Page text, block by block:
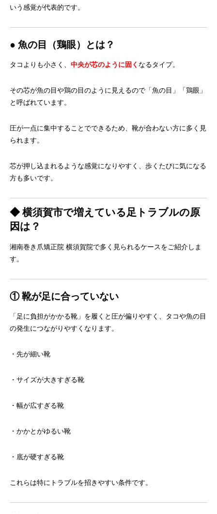
いう感覚が代表的です。
● 魚の目（鶏眼）とは？
タコよりも小さく、 中央が芯のように固く なるタイプ。
その芯が魚の目や鶏の目のように見えるので「魚の目」「鶏眼」
と呼ばれています。
圧が一点に集中することでできるため、 靴が合わない方に多く見
られます。
芯が押し込まれるような感覚になりやすく、 歩くたびに気になる
方も多いです。
◆ 横須賀市で増えている足トラブルの原
因は？
湘南巻き爪矯正院 横須賀院で多く見られるケースをご紹介しま
す。
① 靴が足に合っていない
「足に負担がかかる靴」を履くと圧が偏りやすく、
タコや魚の目
の発生につながりやすくなります。
・先が細い靴
・サイズが大きすぎる靴
・幅が広すぎる靴
・かかとがゆるい靴
・底が硬すぎる靴
これらは特にトラブルを招きやすい条件です。